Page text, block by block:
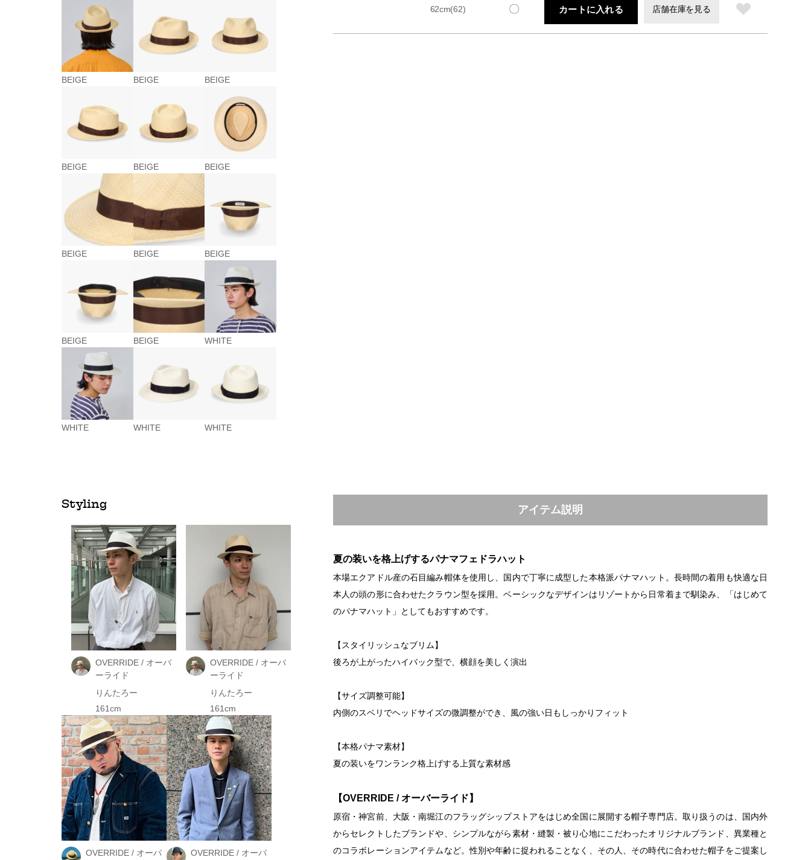
BEIGE BEIGE BEIGE
BEIGE BEIGE BEIGE
BEIGE BEIGE BEIGE
BEIGE BEIGE WHITE
WHITE WHITE WHITE
62cm(62) 〇 カートに入れる 店舗在庫を見る
Styling
OVERRIDE / オーバ
ーライド
りんたろー
161cm
OVERRIDE / オーバ
ーライド
りんたろー
161cm
OVERRIDE / オーバ
OVERRIDE / オーバ
アイテム説明
夏の装いを格上げするパナマフェドラハット
本場エクアドル産の石目編み帽体を使用し、国内で丁寧に成型した本格派パナマハット。長時間の着用も快適な日
本人の頭の形に合わせたクラウン型を採用。ベーシックなデザインはリゾートから日常着まで馴染み、「はじめて
のパナマハット」としてもおすすめです。
【スタイリッシュなブリム】
後ろが上がったハイバック型で、横顔を美しく演出
【サイズ調整可能】
内側のスベリでヘッドサイズの微調整ができ、風の強い日もしっかりフィット
【本格パナマ素材】
夏の装いをワンランク格上げする上質な素材感
【OVERRIDE / オーバーライド】
原宿・神宮前、大阪・南堀江のフラッグシップストアをはじめ全国に展開する帽子専門店。取り扱うのは、国内外
からセレクトしたブランドや、シンプルながら素材・縫製・被り心地にこだわったオリジナルブランド、異業種と
のコラボレーションアイテムなど。性別や年齢に捉われることなく、その人、その時代に合わせた帽子をご提案し